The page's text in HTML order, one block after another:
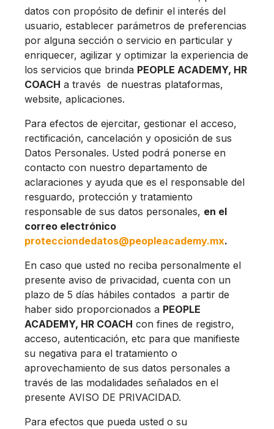
datos con propósito de definir el interés del
usuario, establecer parámetros de preferencias
por alguna sección o servicio en particular y
enriquecer, agilizar y optimizar la experiencia de
los servicios que brinda PEOPLE ACADEMY, HR
COACH a través de nuestras plataformas,
website, aplicaciones.
Para efectos de ejercitar, gestionar el acceso,
rectificación, cancelación y oposición de sus
Datos Personales. Usted podrá ponerse en
contacto con nuestro departamento de
aclaraciones y ayuda que es el responsable del
resguardo, protección y tratamiento
responsable de sus datos personales, en el
correo electrónico
protecciondedatos@peopleacademy.mx.
En caso que usted no reciba personalmente el
presente aviso de privacidad, cuenta con un
plazo de 5 días hábiles contados a partir de
haber sido proporcionados a PEOPLE
ACADEMY, HR COACH con fines de registro,
acceso, autenticación, etc para que manifieste
su negativa para el tratamiento o
aprovechamiento de sus datos personales a
través de las modalidades señalados en el
presente AVISO DE PRIVACIDAD.
Para efectos que pueda usted o su